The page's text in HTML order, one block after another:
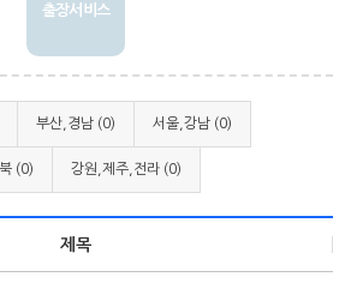
출장서비스
부산,경남 (0) 서울,강남 (0)
(0) 강원,제주,전라 (0)
제목